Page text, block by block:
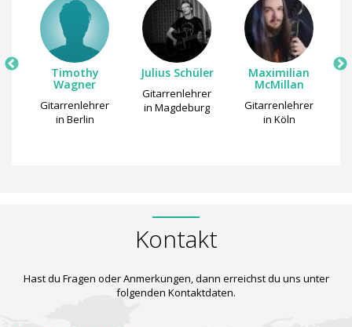
Timothy
Wagner
Gitarrenlehrer
in Berlin
Julius Schüler
Gitarrenlehrer
in Magdeburg
Maximilian
McMillan
Gitarrenlehrer
in Köln
Kontakt
Hast du Fragen oder Anmerkungen, dann erreichst du uns unter
folgenden Kontaktdaten.